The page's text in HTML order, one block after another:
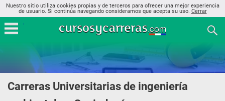
Nuestro sitio utiliza cookies propias y de terceros para ofrecer una mejor experiencia
de usuario. Si continúa navegando consideramos que acepta su uso. Cerrar
Carreras Universitarias de ingeniería